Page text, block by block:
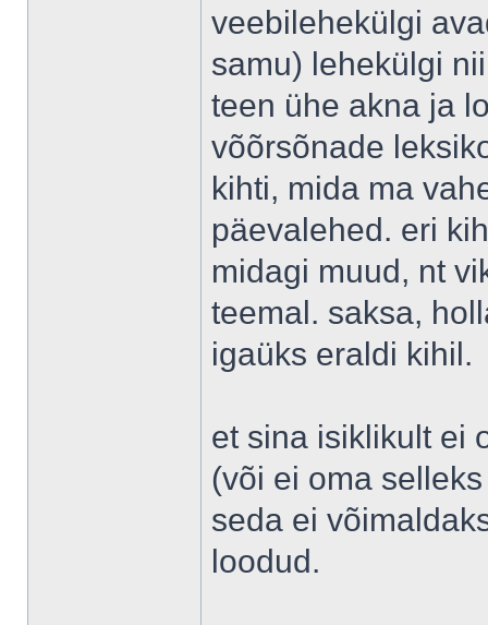
veebilehekülgi
samu) lehekülgi
teen ühe akna ja
võõrsõnade
kihti, mida ma
päevalehed. eri
midagi muud, nt
teemal. saksa,
igaüks eraldi kihil.
et sina isiklikult ei
(või ei oma
seda ei
loodud.